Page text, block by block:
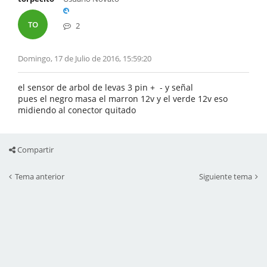
TO 2
Domingo, 17 de Julio de 2016, 15:59:20
el sensor de arbol de levas 3 pin + - y señal
pues el negro masa el marron 12v y el verde 12v eso
midiendo al conector quitado
Compartir
Tema anterior Siguiente tema